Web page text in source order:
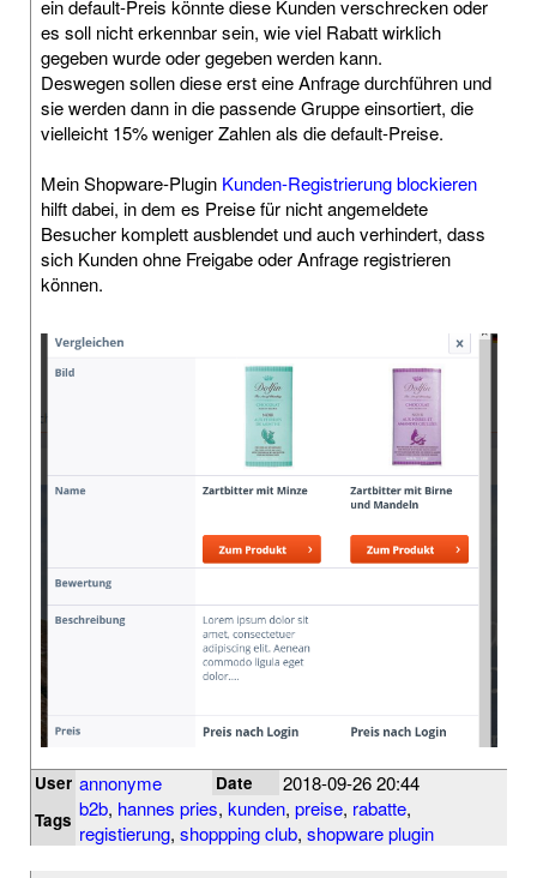
ein default-Preis könnte diese Kunden verschrecken oder
es soll nicht erkennbar sein, wie viel Rabatt wirklich
gegeben wurde oder gegeben werden kann.
Deswegen sollen diese erst eine Anfrage durchführen und
sie werden dann in die passende Gruppe einsortiert, die
vielleicht 15% weniger Zahlen als die default-Preise.
Mein Shopware-Plugin Kunden-Registrierung blockieren
hilft dabei, in dem es Preise für nicht angemeldete
Besucher komplett ausblendet und auch verhindert, dass
sich Kunden ohne Freigabe oder Anfrage registrieren
können.
User annonyme Date 2018-09-26 20:44
Tags b2b, hannes pries, kunden, preise, rabatte,
registierung, shoppping club, shopware plugin